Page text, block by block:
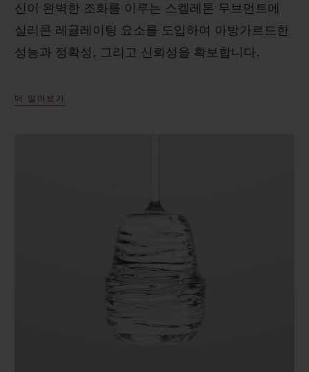
신이 완벽한 조화를 이루는 스켈레톤 무브먼트에
실리콘 레귤레이팅 요소를 도입하여 아방가르드한
성능과 정확성, 그리고 신뢰성을 확보합니다.
더 알아보기